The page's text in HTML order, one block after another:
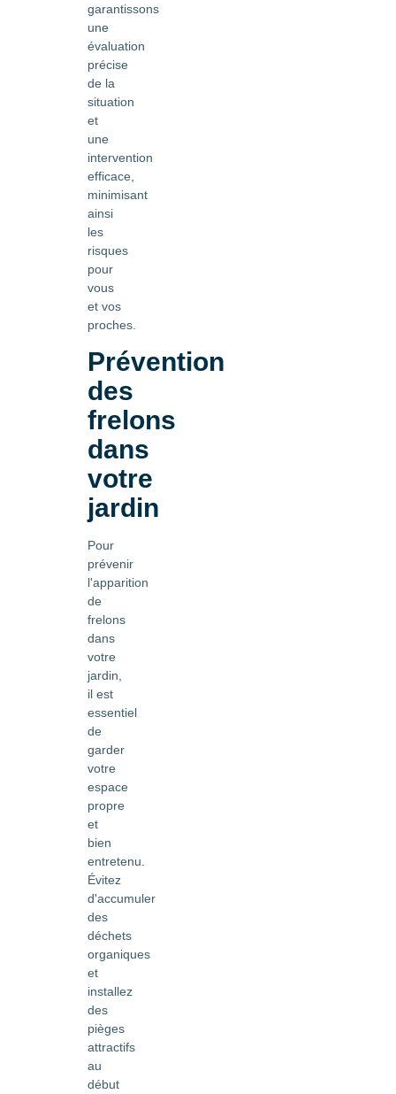
garantissons
une
évaluation
précise
de la
situation
et
une
intervention
efficace,
minimisant
ainsi
les
risques
pour
vous
et vos
proches.
Prévention
des
frelons
dans
votre
jardin
Pour
prévenir
l'apparition
de
frelons
dans
votre
jardin,
il est
essentiel
de
garder
votre
espace
propre
et
bien
entretenu.
Évitez
d'accumuler
des
déchets
organiques
et
installez
des
pièges
attractifs
au
début